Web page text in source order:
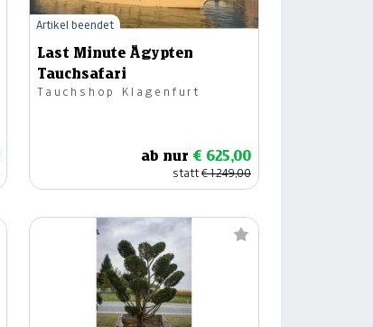
Last Minute Ägypten
Tauchsafari
Tauchshop Klagenfurt
ab nur € 625,00
statt€ 1.249,00
Artikel beendet